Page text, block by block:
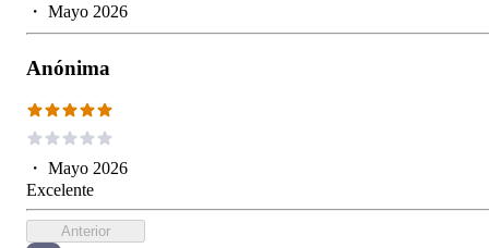
・ Mayo 2026
Anónima
・ Mayo 2026
Excelente
Anterior